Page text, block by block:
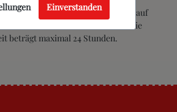
sicher verpackt und gekühlt auf
zu Ihnen nach Hause versendet. Die
beträgt maximal 24 Stunden.
Einverstanden